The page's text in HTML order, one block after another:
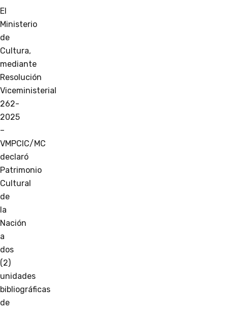
El
Ministerio
de
Cultura,
mediante
Resolución
Viceministerial
262-
2025
–
VMPCIC/MC
declaró
Patrimonio
Cultural
de
la
Nación
a
dos
(2)
unidades
bibliográficas
de